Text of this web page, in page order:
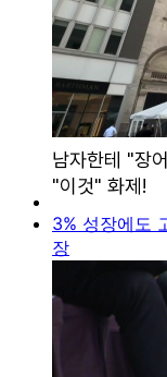
3% 성장에도
장